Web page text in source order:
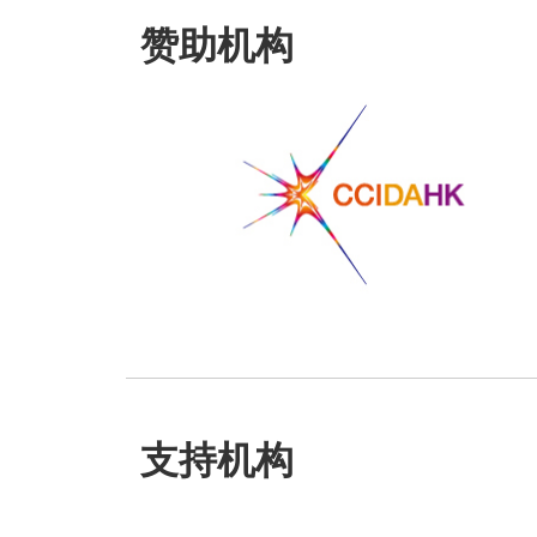
赞助机构
支持机构